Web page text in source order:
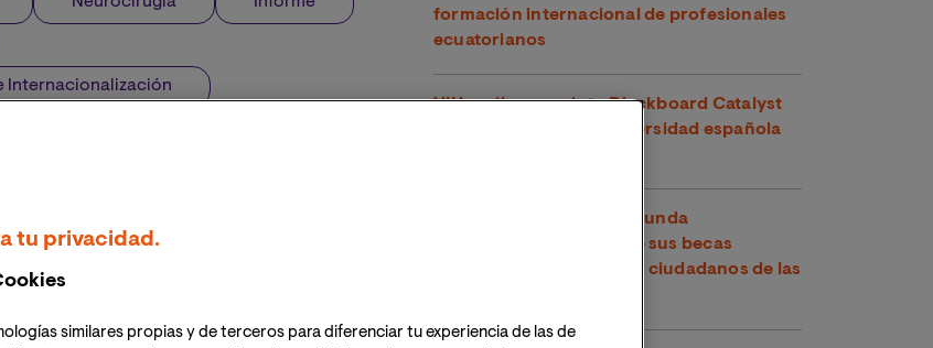
Internacionalización
formación internacional de profesionales
ecuatorianos
VIU recibe su quinto Blackboard Catalyst
Award y es la única universidad española
VIU y la OEA abren la segunda
convocatoria de 2026 de sus becas
conjuntas, dirigidas a los ciudadanos de las
tu privacidad.
similares propias y de terceros para diferenciar tu experiencia de las de